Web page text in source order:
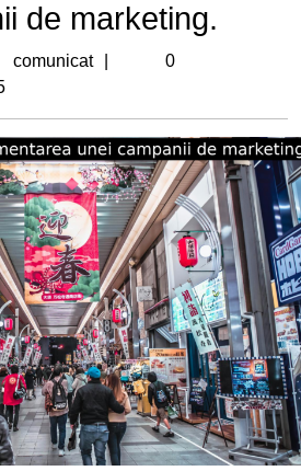
de marketing.
comunicat comunicat
0